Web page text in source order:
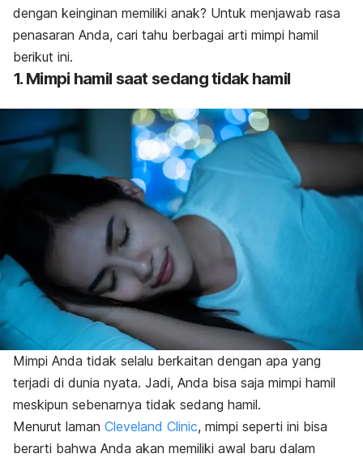
dengan keinginan memiliki anak? Untuk menjawab rasa
penasaran Anda, cari tahu berbagai arti mimpi hamil
berikut ini.
1. Mimpi hamil saat sedang tidak hamil
Mimpi Anda tidak selalu berkaitan dengan apa yang
terjadi di dunia nyata. Jadi, Anda bisa saja mimpi hamil
meskipun sebenarnya tidak sedang hamil.
Menurut laman Cleveland Clinic, mimpi seperti ini bisa
berarti bahwa Anda akan memiliki awal baru dalam